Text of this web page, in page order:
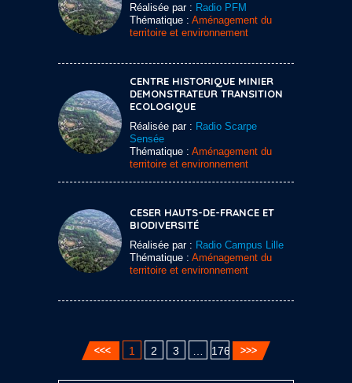
Réalisée par : Radio PFM
Thématique : Aménagement du
territoire et environnement
CENTRE HISTORIQUE MINIER
DEMONSTRATEUR TRANSITION
ECOLOGIQUE
Réalisée par : Radio Scarpe
Sensée
Thématique : Aménagement du
territoire et environnement
CESER HAUTS-DE-FRANCE ET
BIODIVERSITÉ
Réalisée par : Radio Campus Lille
Thématique : Aménagement du
territoire et environnement
1 2 3 176